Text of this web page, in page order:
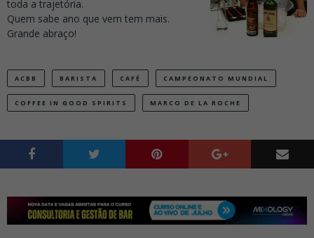
toda a trajetória.
Quem sabe ano que vem tem mais.
Grande abraço!
ACBB BARISTA CAFÉ CAMPEONATO MUNDIAL
COFFEE IN GOOD SPIRITS MARCO DE LA ROCHE